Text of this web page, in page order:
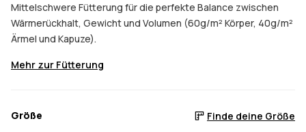
Mittelschwere Fütterung für die perfekte Balance zwischen
Wärmerückhalt, Gewicht und Volumen (60g/m² Körper, 40g/m²
Ärmel und Kapuze).
Mehr zur Fütterung
Größe Finde deine Größe